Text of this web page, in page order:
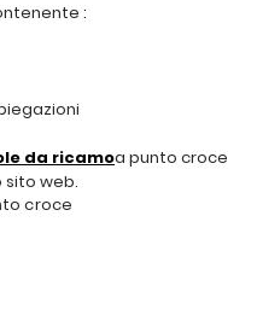
:
da ricamoa punto croce
sito web.
croce